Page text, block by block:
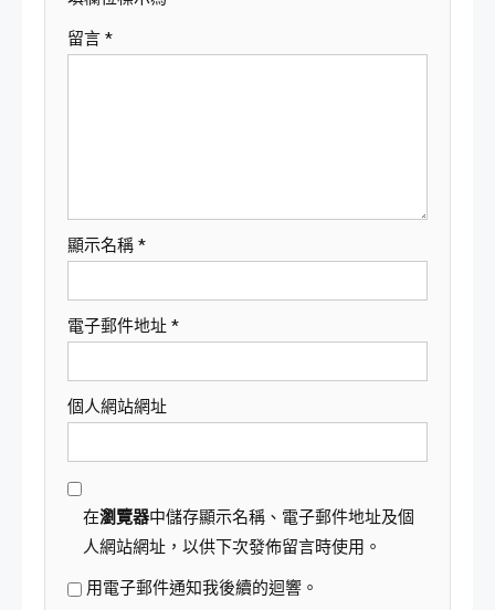
留言 *
顯示名稱 *
電子郵件地址 *
個人網站網址
在瀏覽器中儲存顯示名稱、電子郵件地址及個
人網站網址，以供下次發佈留言時使用。
用電子郵件通知我後續的迴響。